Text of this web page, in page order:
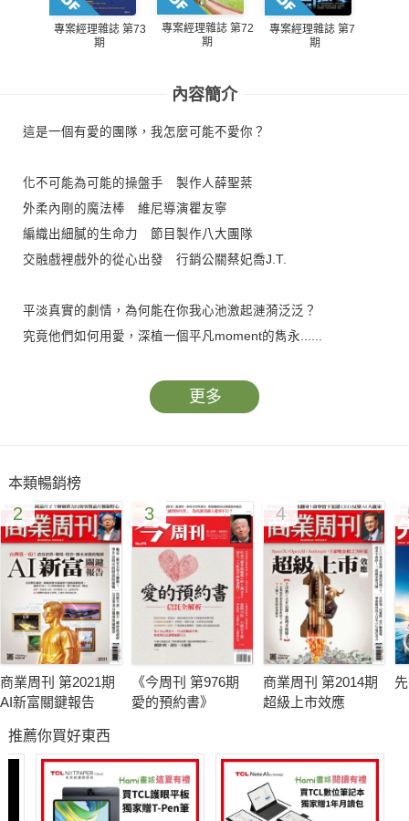
專案經理雜誌 第73
期
專案經理雜誌 第72
期
專案經理雜誌 第71
期
內容簡介
這是一個有愛的團隊，我怎麼可能不愛你？
化不可能為可能的操盤手 製作人薛聖棻
外柔內剛的魔法棒 維尼導演瞿友寧
編織出細膩的生命力 節目製作八大團隊
交融戲裡戲外的從心出發 行銷公關蔡妃喬J.T.
平淡真實的劇情，為何能在你我心池激起漣漪泛泛？
究竟他們如何用愛，深植一個平凡moment的雋永......
更多
本類暢銷榜
2
商業周刊 第2021期
AI新富關鍵報告
3
《今周刊 第976期
愛的預約書》
4
商業周刊 第2014期
超級上市效應
推薦你買好東西